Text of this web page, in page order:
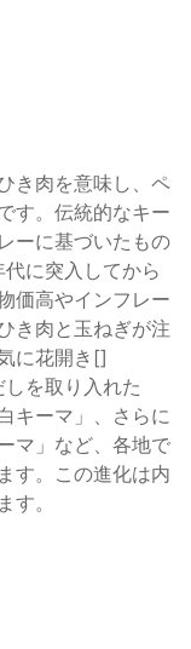
き肉を意味し、ペ
す。伝統的なキー
ーに基づいたもの
に突入してから
価高やインフレー
き肉と玉ねぎが注
に花開き[]
を取り入れた
キーマ」、さらに
マ」など、各地で
す。この進化は内
す。